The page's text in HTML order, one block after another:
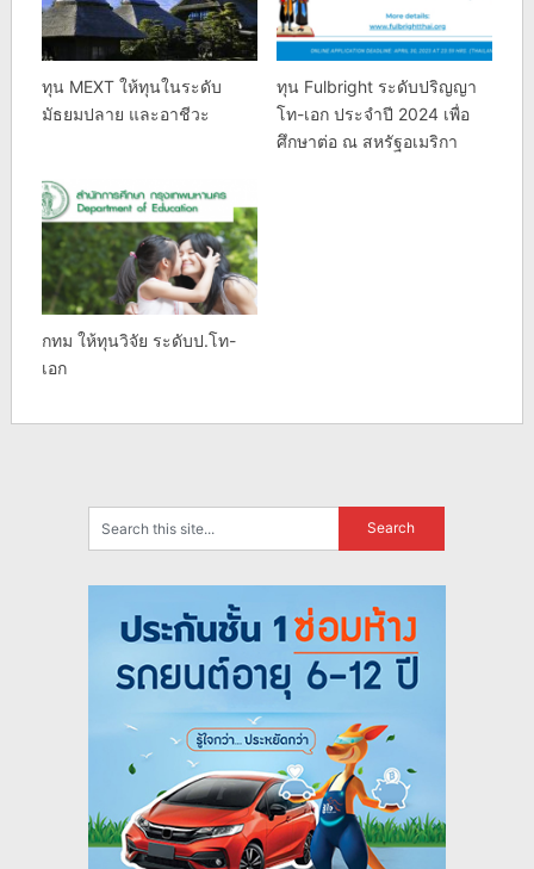
ทุน MEXT ให้ทุนในระดับ
มัธยมปลาย และอาชีวะ
ทุน Fulbright ระดับปริญญา
โท-เอก ประจำปี 2024 เพื่อ
ศึกษาต่อ ณ สหรัฐอเมริกา
กทม ให้ทุนวิจัย ระดับป.โท-
เอก